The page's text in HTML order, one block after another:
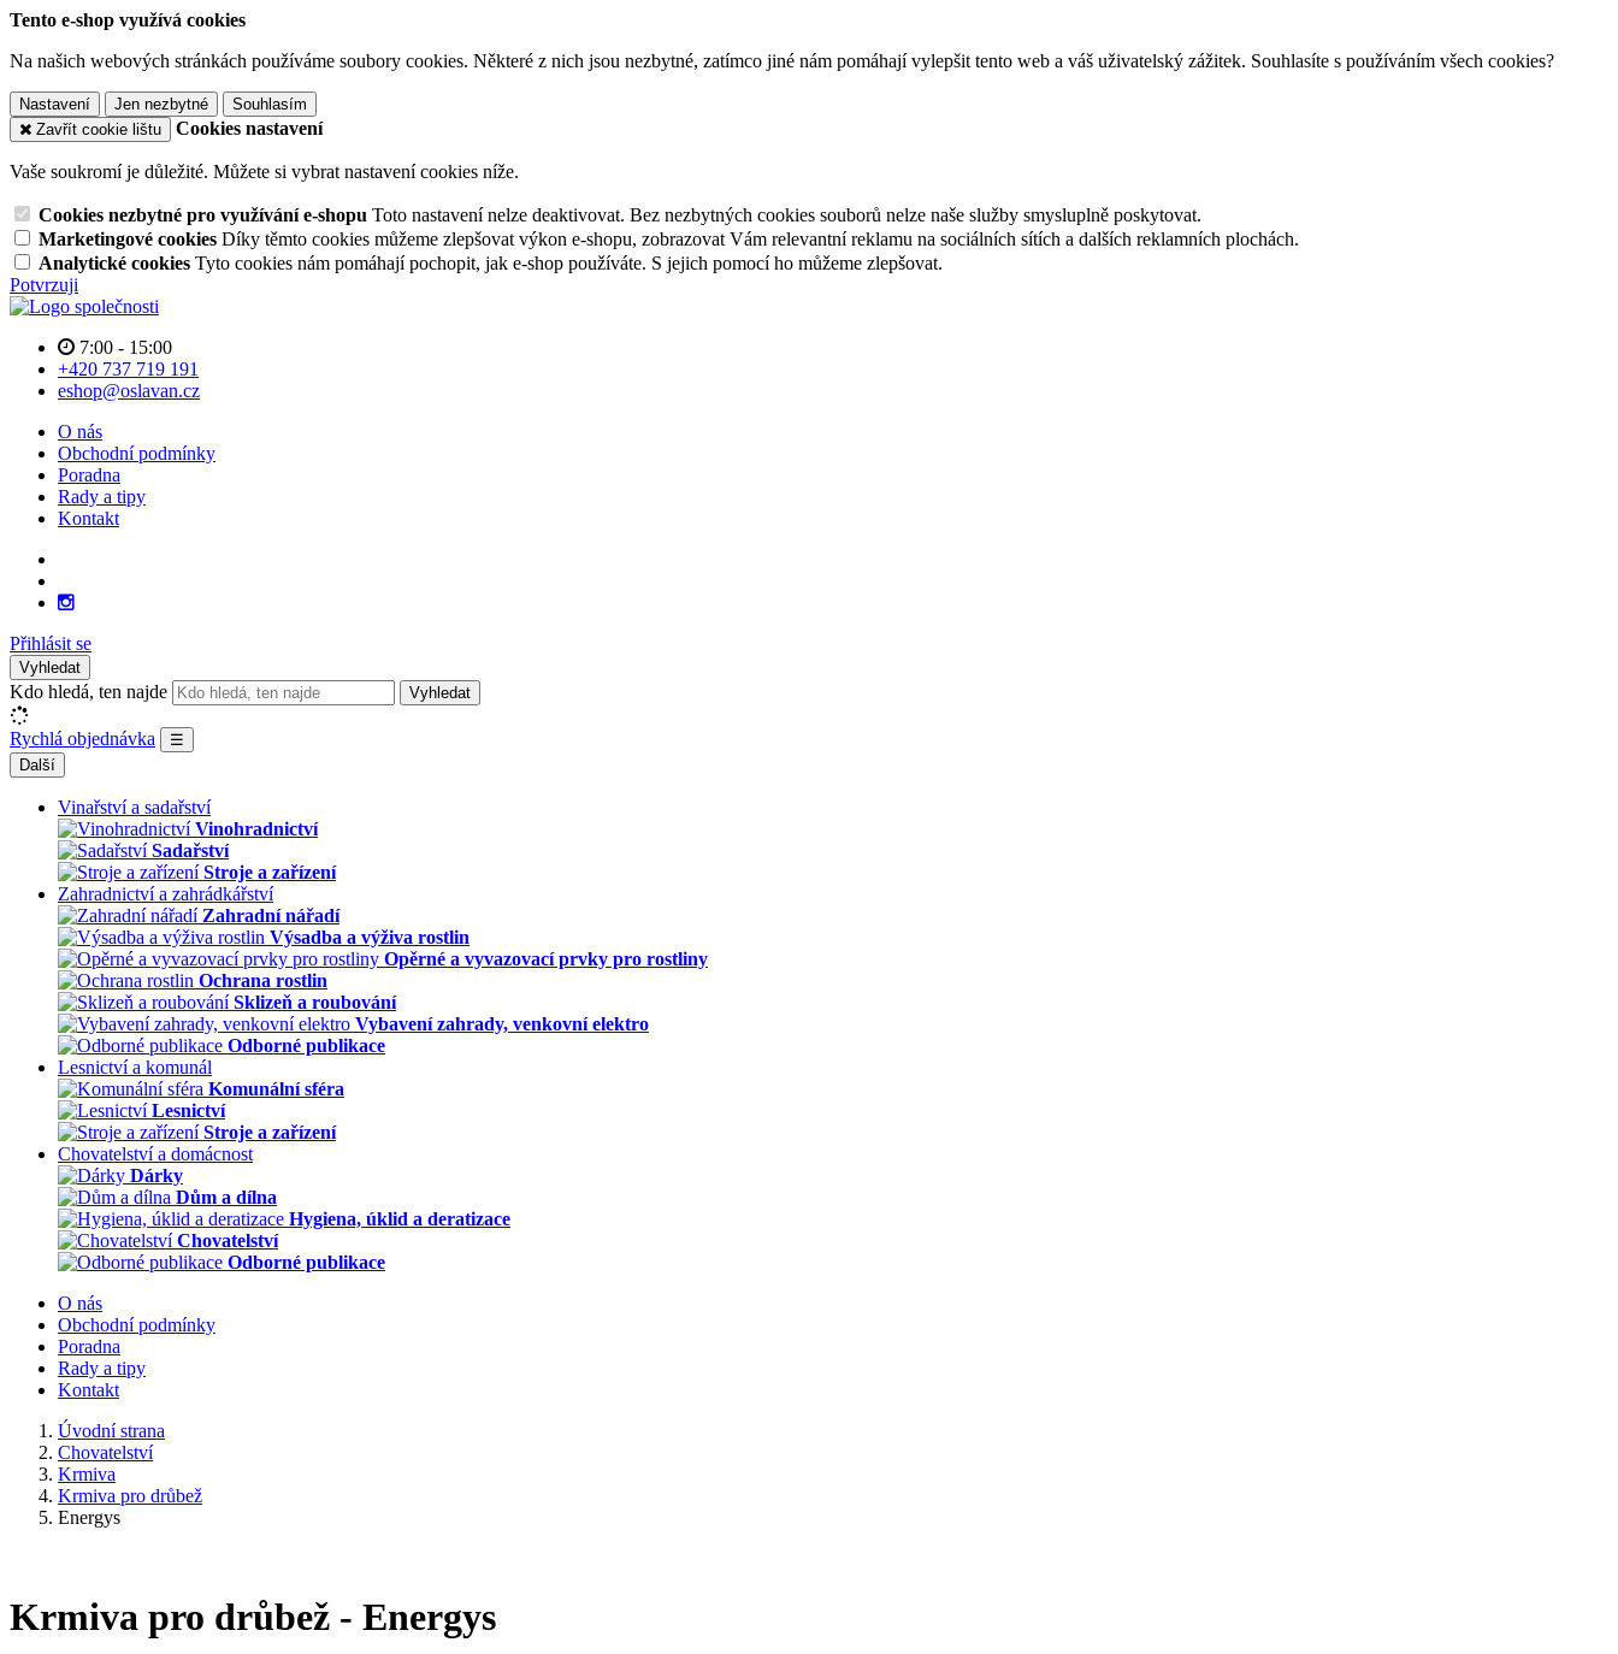
Tento e-shop využívá cookies
Na našich webových stránkách používáme soubory cookies. Některé z nich jsou nezbytné, zatímco jiné nám pomáhají vylepšit tento web a váš uživatelský zážitek. Souhlasíte s používáním všech cookies?
Nastavení Jen nezbytné
Souhlasím
Zavřít cookie lištu
Cookies nastavení
Vaše soukromí je důležité. Můžete si vybrat nastavení cookies níže.
Cookies nezbytné pro využívání e-shopu Toto nastavení nelze deaktivovat. Bez nezbytných cookies souborů nelze naše služby smysluplně poskytovat.
Marketingové cookies Díky těmto cookies můžeme zlepšovat výkon e-shopu, zobrazovat Vám relevantní reklamu na sociálních sítích a dalších reklamních plochách.
Analytické cookies Tyto cookies nám pomáhají pochopit, jak e-shop používáte. S jejich pomocí ho můžeme zlepšovat.
Potvrzuji
7:00 - 15:00
+420 737 719 191
eshop@oslavan.cz
O nás
Obchodní podmínky
Poradna
Rady a tipy
Kontakt
Přihlásit se
Vyhledat
Kdo hledá, ten najde Vyhledat
Rychlá objednávka
☰
Další
Vinařství a sadařství
Vinohradnictví
Sadařství
Stroje a zařízení
Zahradnictví a zahrádkářství
Zahradní nářadí
Výsadba a výživa rostlin
Opěrné a vyvazovací prvky pro rostliny
Ochrana rostlin
Sklizeň a roubování
Vybavení zahrady, venkovní elektro
Odborné publikace
Lesnictví a komunál
Komunální sféra
Lesnictví
Stroje a zařízení
Chovatelství a domácnost
Dárky
Dům a dílna
Hygiena, úklid a deratizace
Chovatelství
Odborné publikace
O nás
Obchodní podmínky
Poradna
Rady a tipy
Kontakt
Úvodní strana
Chovatelství
Krmiva
Krmiva pro drůbež
Energys
Krmiva pro drůbež - Energys